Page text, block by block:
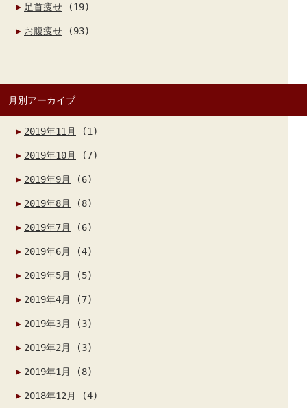
足首痩せ (19)
お腹痩せ (93)
月別アーカイブ
2019年11月 (1)
2019年10月 (7)
2019年9月 (6)
2019年8月 (8)
2019年7月 (6)
2019年6月 (4)
2019年5月 (5)
2019年4月 (7)
2019年3月 (3)
2019年2月 (3)
2019年1月 (8)
2018年12月 (4)